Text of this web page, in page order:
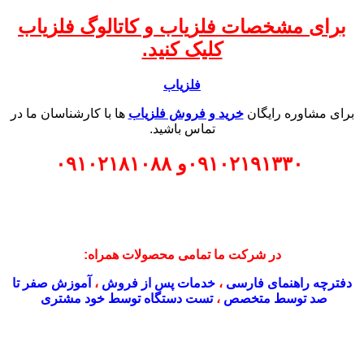
برای مشخصات فلزیاب و کاتالوگ فلزیاب
کلیک کنید.
فلزیاب
برای مشاوره رایگانخرید و فروش فلزیاب ها با کارشناسان ما در
تماس باشید.
۰۹۱۰۲۱۹۱۳۳۰ و ۰۹۱۰۲۱۸۱۰۸۸
در شرکت ما تمامی محصولات همراه:
دفترچه راهنمای فارسی ، خدمات پس از فروش ، آموزش صفر تا
صد توسط متخصص ،تست دستگاه توسط خود مشتری